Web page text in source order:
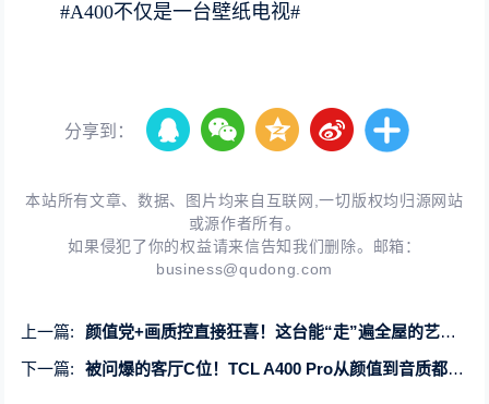
#A400不仅是一台壁纸电视#
分享到：
本站所有文章、数据、图片均来自互联网,一切版权均归源网站
或源作者所有。
如果侵犯了你的权益请来信告知我们删除。邮箱：
business@qudong.com
上一篇:
颜值党+画质控直接狂喜！这台能“走”遍全屋的艺术电视太强了！
下一篇:
被问爆的客厅C位！TCL A400 Pro从颜值到音质都配得上你的家